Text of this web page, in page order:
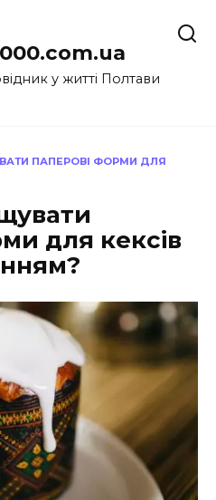
у житті Полтави
ПАПЕРОВІ ФОРМИ ДЛЯ
для кексів